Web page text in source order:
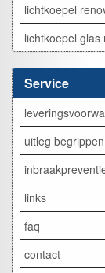
lichtkoepel
lichtkoepel glas
Service
uitleg begrippen
links
faq
contact